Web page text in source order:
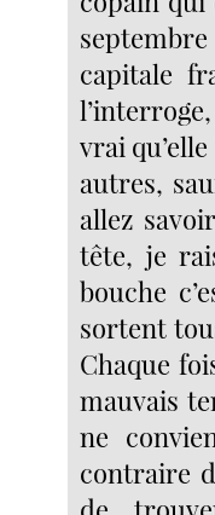
capitale
vrai
autres,
allez
tête, je
bouche
sortent
Chaque
mauvais
ne
contraire